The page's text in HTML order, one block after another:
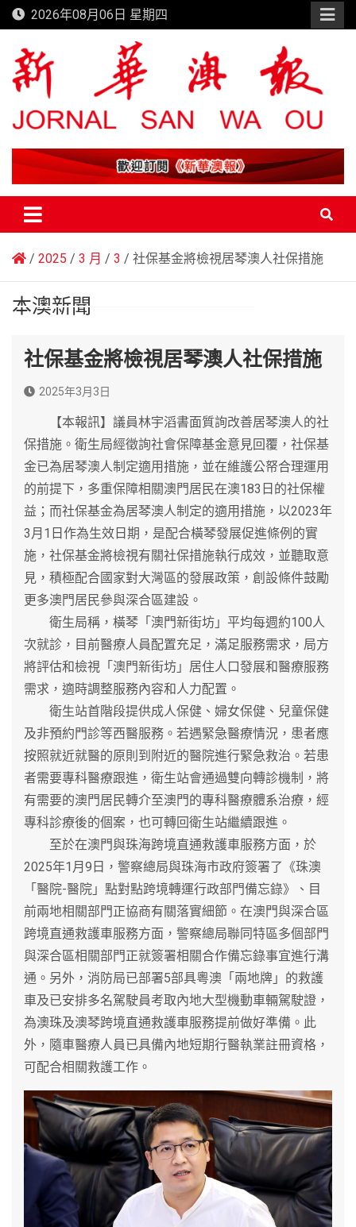
Skip
to
content
2026年08月06日 星期四
新華澳報
2025 3 月 3 社保基金將檢視居琴澳人社保措施
本澳新聞
社保基金將檢視居琴澳人社保措施
2025年3月3日
【本報訊】議員林宇滔書面質詢改善居琴澳人的社
保措施。衛生局經徵詢社會保障基金意見回覆，社保基
金已為居琴澳人制定適用措施，並在維護公帑合理運用
的前提下，多重保障相關澳門居民在澳183日的社保權
益；而社保基金為居琴澳人制定的適用措施，以2023年
3月1日作為生效日期，是配合橫琴發展促進條例的實
施，社保基金將檢視有關社保措施執行成效，並聽取意
見，積極配合國家對大灣區的發展政策，創設條件鼓勵
更多澳門居民參與深合區建設。
衛生局稱，橫琴「澳門新街坊」平均每週約100人
次就診，目前醫療人員配置充足，滿足服務需求，局方
將評估和檢視「澳門新街坊」居住人口發展和醫療服務
需求，適時調整服務內容和人力配置。
衛生站首階段提供成人保健、婦女保健、兒童保健
及非預約門診等西醫服務。若遇緊急醫療情況，患者應
按照就近就醫的原則到附近的醫院進行緊急救治。若患
者需要專科醫療跟進，衛生站會通過雙向轉診機制，將
有需要的澳門居民轉介至澳門的專科醫療體系治療，經
專科診療後的個案，也可轉回衛生站繼續跟進。
至於在澳門與珠海跨境直通救護車服務方面，於
2025年1月9日，警察總局與珠海市政府簽署了《珠澳
「醫院-醫院」點對點跨境轉運行政部門備忘錄》、目
前兩地相關部門正協商有關落實細節。在澳門與深合區
跨境直通救護車服務方面，警察總局聯同特區多個部門
與深合區相關部門正就簽署相關合作備忘錄事宜進行溝
通。另外，消防局已部署5部具粵澳「兩地牌」的救護
車及已安排多名駕駛員考取內地大型機動車輛駕駛證，
為澳珠及澳琴跨境直通救護車服務提前做好準備。此
外，隨車醫療人員已具備內地短期行醫執業註冊資格，
可配合相關救護工作。